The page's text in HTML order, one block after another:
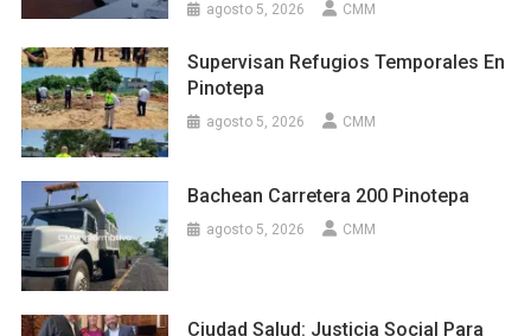
agosto 5, 2026 CMM
Supervisan Refugios Temporales En
Pinotepa
agosto 5, 2026 CMM
Bachean Carretera 200 Pinotepa
agosto 5, 2026 CMM
Ciudad Salud: Justicia Social Para